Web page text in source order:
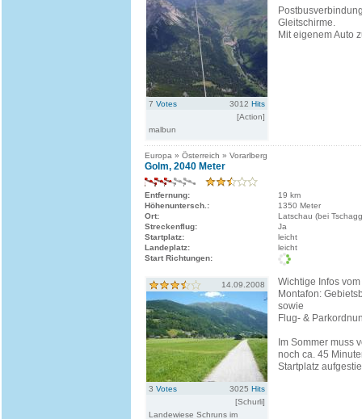
7 Votes 3012 Hits
[Action]
malbun
Gleitschirme.
Mit eigenem Auto
Europa » Österreich » Vorarlberg
Golm, 2040 Meter
Entfernung:
19 km
Höhenuntersch.:
1350 Meter
Ort:
Latschau (bei
Streckenflug:
Ja
Startplatz:
leicht
Landeplatz:
leicht
Start Richtungen:
14.09.2008
3 Votes 3025 Hits
[Schurli]
Landewiese Schruns im
Wichtige Infos
Montafon:
sowie
Flug- &
Im Sommer muss
noch ca. 45
Startplatz